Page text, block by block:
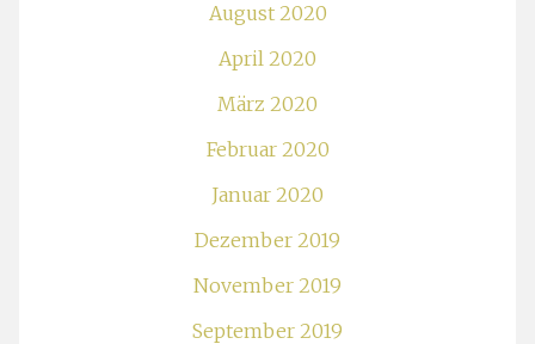
August 2020
April 2020
März 2020
Februar 2020
Januar 2020
Dezember 2019
November 2019
September 2019